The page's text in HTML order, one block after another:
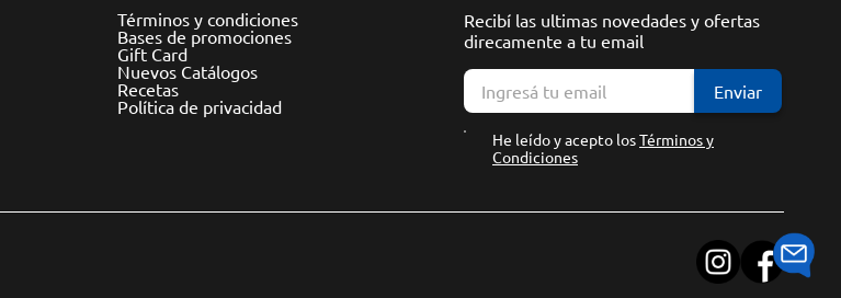
Términos y condiciones
Bases de promociones
Gift Card
Nuevos Catálogos
Recetas
Política de privacidad
Recibí las ultimas novedades y ofertas
direcamente a tu email
Enviar
He leído y acepto losTérminos y
Condiciones